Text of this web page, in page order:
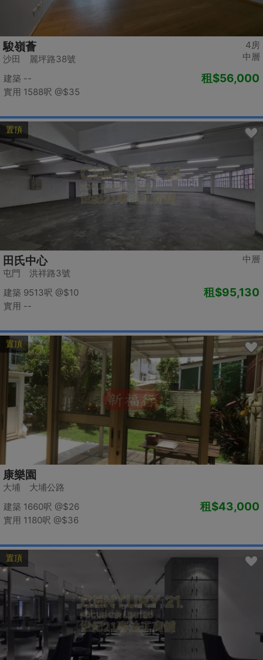
4房
中層
駿嶺薈
沙田 麗坪路38號
建築 --
實用 1588呎 @$35
租$56,000
置頂
中層
田氏中心
屯門 洪祥路3號
建築 9513呎 @$10
實用 --
租$95,130
置頂
康樂園
大埔 大埔公路
建築 1660呎 @$26
實用 1180呎 @$36
租$43,000
置頂